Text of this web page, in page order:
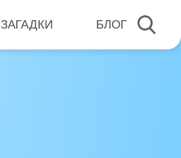
ЗАГАДКИ БЛОГ